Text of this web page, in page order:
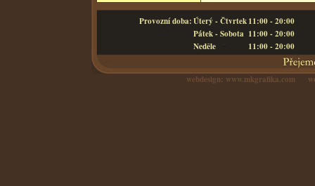
Provozní doba:Úterý - Čtvrtek 11:00 - 20:00
Pátek - Sobota 11:00 - 20:00
Neděle
11:00 - 20:00
webdesign: www.mkgrafika.com